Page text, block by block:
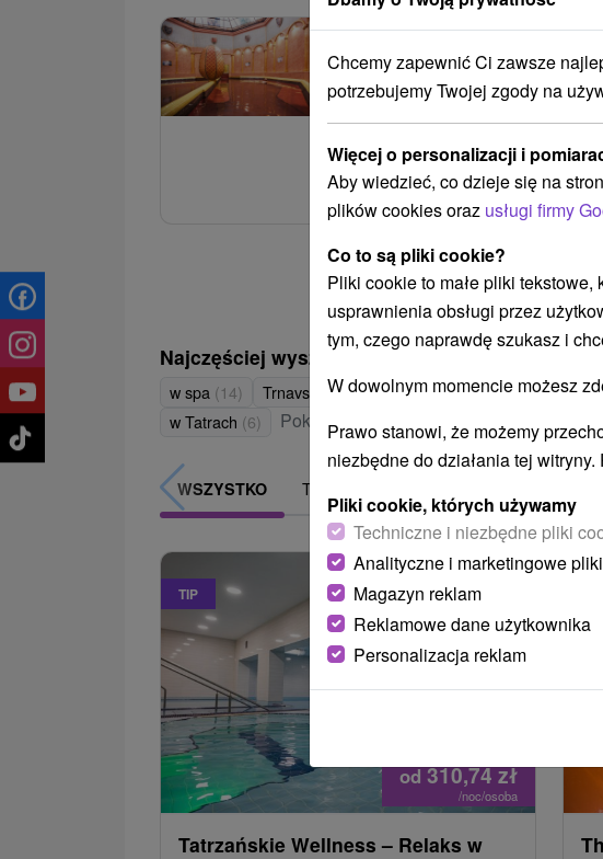
3.
Domalenka Topka:
Szczawnickich
Od 2
Pobyt obejmuje wstępne badanie
wody, program zabiegów oraz bonusy
Zobacz
Najczęściej wyszukiwane
w spa (14) Trnavský kraj(10) Malé Karpaty(9) Považie
w Tatrach (6) Pokaż wszystko
WSZYSTKO TOP - BESTSELLERY
TIP
od310,74zł
/noc/osoba
Tatrzańskie Wellness – Relaks w
Chcemy zapewnić Ci zawsze
potrzebujemy Twojej zgody na
Więcej o personalizacji i
Aby wiedzieć, co dzieje się na
plików cookies oraz usługi firmy
Co to są pliki cookie?
Pliki cookie to małe pliki
usprawnienia obsługi przez
tym, czego naprawdę szukasz i
W dowolnym momencie możesz
Prawo stanowi, że możemy
niezbędne do działania tej
Pliki cookie, których używamy
Techniczne i niezbędne pliki
Analityczne i marketingowe
Magazyn reklam
Reklamowe dane użytkownika
Personalizacja reklam